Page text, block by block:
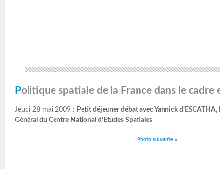
Politique spatiale de la France dans le cadre
Jeudi 28 mai 2009 : Petit déjeuner débat avec Yannick
Général du Centre National d'Etudes Spatiales
Photo suivante »